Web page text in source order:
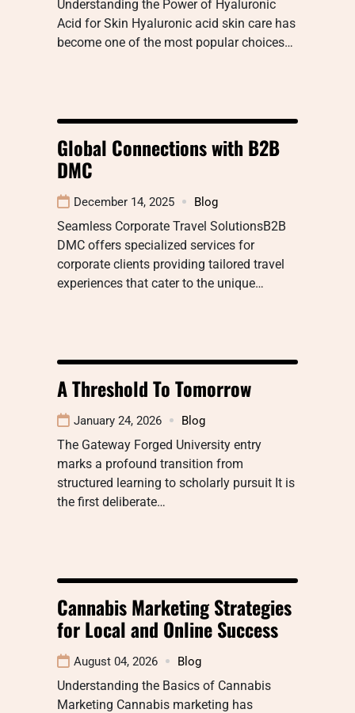
Understanding the Power of Hyaluronic
Acid for Skin Hyaluronic acid skin care has
become one of the most popular choices…
Global Connections with B2B
DMC
December 14, 2025 Blog
Seamless Corporate Travel SolutionsB2B
DMC offers specialized services for
corporate clients providing tailored travel
experiences that cater to the unique…
A Threshold To Tomorrow
January 24, 2026 Blog
The Gateway Forged University entry
marks a profound transition from
structured learning to scholarly pursuit It is
the first deliberate…
Cannabis Marketing Strategies
for Local and Online Success
August 04, 2026 Blog
Understanding the Basics of Cannabis
Marketing Cannabis marketing has